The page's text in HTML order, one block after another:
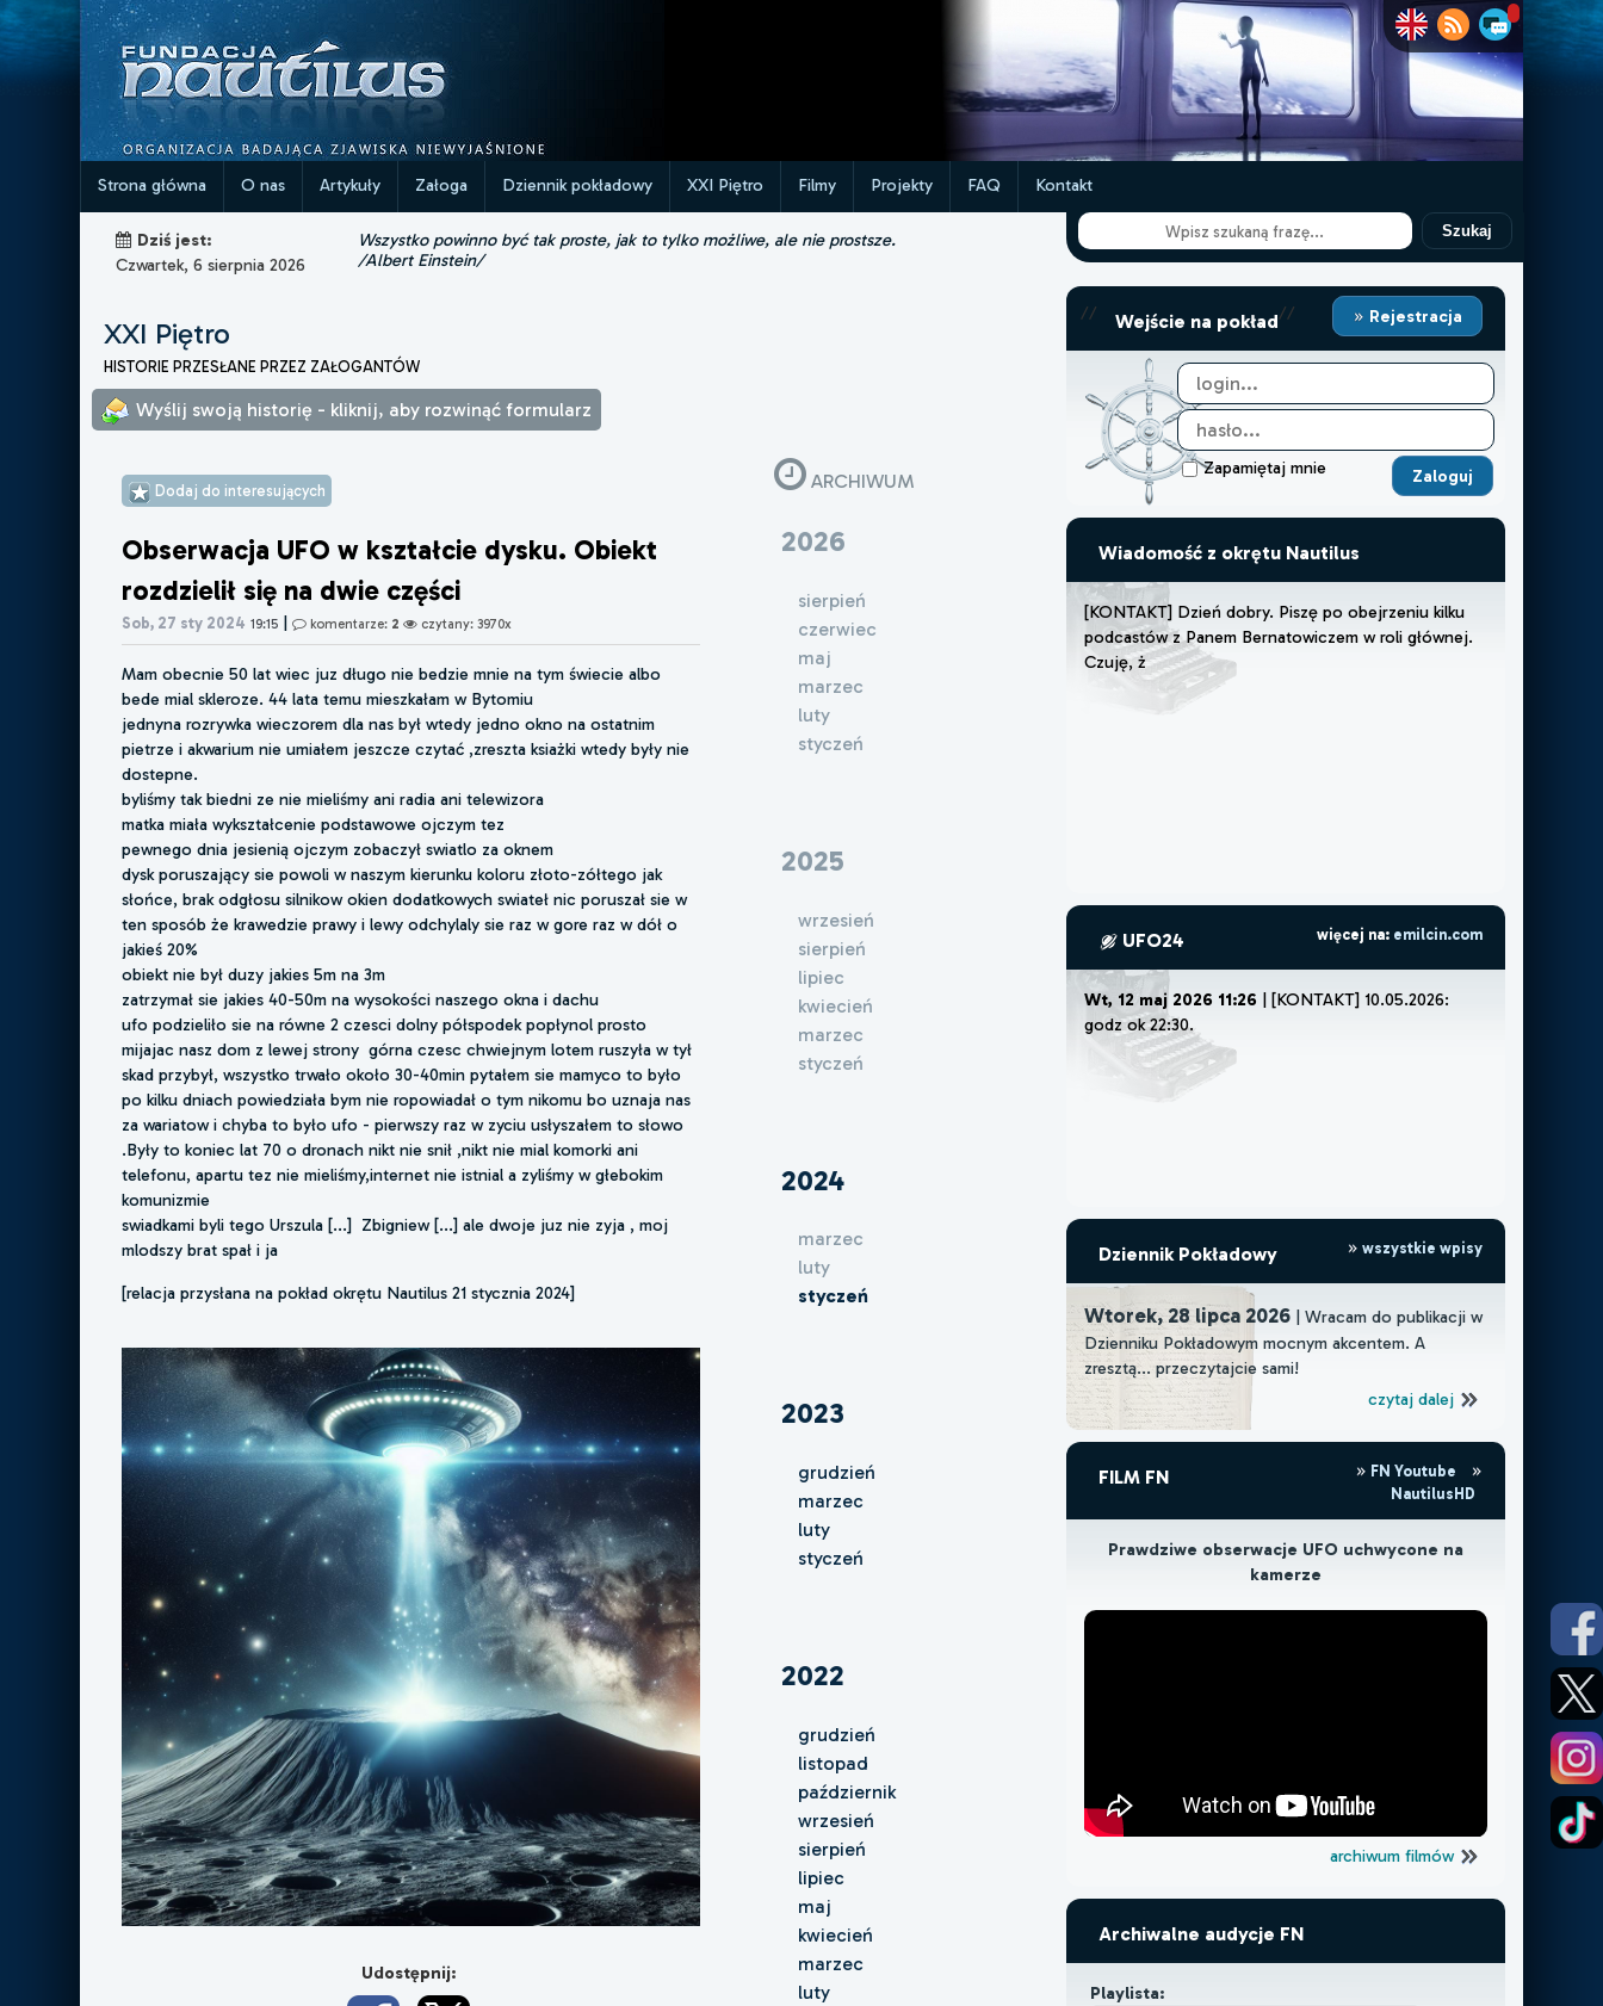
Strona główna O nas Artykuły Załoga Dziennik pokładowy XXI Piętro Filmy Projekty FAQ Kontakt
Dziś jest:
Czwartek, 6 sierpnia 2026
Wszystko powinno być tak proste, jak to tylko możliwe, ale nie prostsze.
/Albert Einstein/
XXI Piętro
HISTORIE PRZESŁANE PRZEZ ZAŁOGANTÓW
Wyślij swoją historię - kliknij, aby rozwinąć formularz
Dodaj do interesujących
Obserwacja UFO w kształcie dysku. Obiekt
rozdzielił się na dwie części
Sob, 27 sty 2024 19:15 | komentarze: 2 czytany: 3970x
Mam obecnie 50 lat wiec juz długo nie bedzie mnie na tym świecie albo
bede mial skleroze. 44 lata temu mieszkałam w Bytomiu
jednyna rozrywka wieczorem dla nas był wtedy jedno okno na ostatnim
pietrze i akwarium nie umiałem jeszcze czytać ,zreszta ksiażki wtedy były nie
dostepne.
byliśmy tak biedni ze nie mieliśmy ani radia ani telewizora
matka miała wykształcenie podstawowe ojczym tez
pewnego dnia jesienią ojczym zobaczył swiatlo za oknem
dysk poruszający sie powoli w naszym kierunku koloru złoto-zółtego jak
słońce, brak odgłosu silnikow okien dodatkowych swiateł nic poruszał sie w
ten sposób że krawedzie prawy i lewy odchylaly sie raz w gore raz w dół o
jakieś 20%
obiekt nie był duzy jakies 5m na 3m
zatrzymał sie jakies 40-50m na wysokości naszego okna i dachu
ufo podzieliło sie na równe 2 czesci dolny półspodek popłynol prosto
mijajac nasz dom z lewej strony górna czesc chwiejnym lotem ruszyła w tył
skad przybył, wszystko trwało około 30-40min pytałem sie mamyco to było
po kilku dniach powiedziała bym nie ropowiadał o tym nikomu bo uznaja nas
za wariatow i chyba to było ufo - pierwszy raz w zyciu usłyszałem to słowo
.Były to koniec lat 70 o dronach nikt nie snił ,nikt nie mial komorki ani
telefonu, apartu tez nie mieliśmy,internet nie istnial a zyliśmy w głebokim
komunizmie
swiadkami byli tego Urszula [...] Zbigniew [...] ale dwoje juz nie zyja , moj
mlodszy brat spał i ja
[relacja przysłana na pokład okrętu Nautilus 21 stycznia 2024]
Udostępnij:
ARCHIWUM
2026
sierpień
czerwiec
maj
marzec
luty
styczeń
2025
wrzesień
sierpień
lipiec
kwiecień
marzec
styczeń
2024
marzec
luty
styczeń
2023
grudzień
marzec
luty
styczeń
2022
grudzień
listopad
październik
wrzesień
sierpień
lipiec
maj
kwiecień
marzec
luty
Szukaj
// Wejście na pokład// Rejestracja
Zapamiętaj mnie
Wiadomość z okrętu Nautilus
[KONTAKT] Dzień dobry. Piszę po obejrzeniu kilku
podcastów z Panem Bernatowiczem w roli głównej.
Czuję, że muszę lub
UFO24 więcej na: emilcin.com
Wt, 12 maj 2026 11:26 | [KONTAKT] 10.05.2026:
godz ok 22:30.
Dziennik Pokładowy wszystkie wpisy
Wtorek, 28 lipca 2026| Wracam do publikacji w
Dzienniku Pokładowym mocnym akcentem. A
zresztą... przeczytajcie sami!
czytaj dalej
FILM FN
FN Youtube
NautilusHD
Prawdziwe obserwacje UFO uchwycone na
kamerze
archiwum filmów
Archiwalne audycje FN
Playlista: